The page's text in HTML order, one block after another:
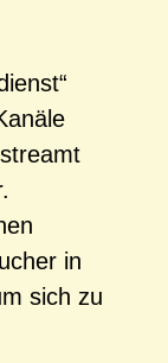
in
sich zu